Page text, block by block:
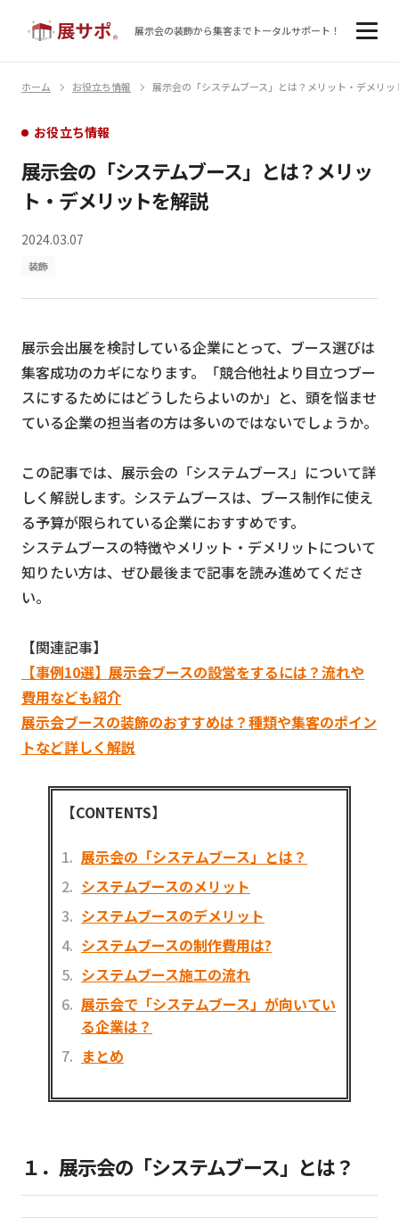
展示会の装飾から集客まで トータルサポート！
ホーム お役立ち情報 展示会の「システムブース」とは？メリット・デメリッ
お役立ち情報
展示会の「システムブース」とは？メリッ
ト・デメリットを解説
2024.03.07
装飾
展示会出展を検討している企業にとって、ブース選びは
集客成功のカギになります。「競合他社より目立つブー
スにするためにはどうしたらよいのか」と、頭を悩ませ
ている企業の担当者の方は多いのではないでしょうか。
この記事では、展示会の「システムブース」について詳
しく解説します。システムブースは、ブース制作に使え
る予算が限られている企業におすすめです。
システムブースの特徴やメリット・デメリットについて
知りたい方は、ぜひ最後まで記事を読み進めてくださ
い。
【関連記事】
【事例10選】展示会ブースの設営をするには？流れや
費用なども紹介
展示会ブースの装飾のおすすめは？種類や集客のポイン
トなど詳しく解説
【CONTENTS】
展示会の「システムブース」とは？
システムブースのメリット
システムブースのデメリット
システムブースの制作費用は?
システムブース施工の流れ
展示会で「システムブース」が向いてい
る企業は？
まとめ
１．展示会の「システムブース」とは？